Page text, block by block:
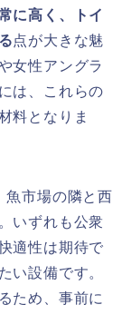
に高く、トイ
点が大きな魅
女性アングラ
は、これらの
料となりま
、魚市場の隣と西
いずれも公衆
適性は期待で
い設備です。
ため、事前に